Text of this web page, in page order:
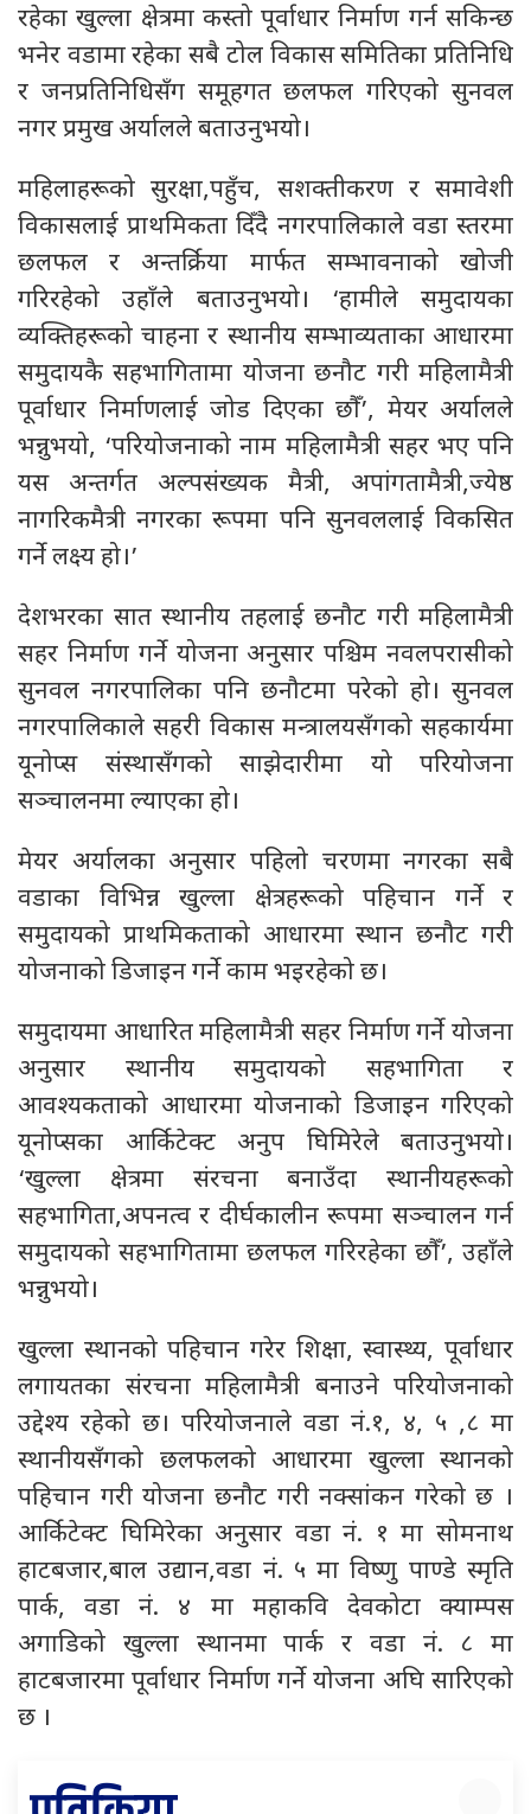
रहेका खुल्ला क्षेत्रमा कस्तो पूर्वाधार निर्माण गर्न सकिन्छ
भनेर वडामा रहेका सबै टोल विकास समितिका प्रतिनिधि
र जनप्रतिनिधिसँग समूहगत छलफल गरिएको सुनवल
नगर प्रमुख अर्यालले बताउनुभयो।
महिलाहरूको सुरक्षा,पहुँच, सशक्तीकरण र समावेशी
विकासलाई प्राथमिकता दिँदै नगरपालिकाले वडा स्तरमा
छलफल र अन्तर्क्रिया मार्फत सम्भावनाको खोजी
गरिरहेको उहाँले बताउनुभयो। ‘हामीले समुदायका
व्यक्तिहरूको चाहना र स्थानीय सम्भाव्यताका आधारमा
समुदायकै सहभागितामा योजना छनौट गरी महिलामैत्री
पूर्वाधार निर्माणलाई जोड दिएका छौँ’, मेयर अर्यालले
भन्नुभयो, ‘परियोजनाको नाम महिलामैत्री सहर भए पनि
यस अन्तर्गत अल्पसंख्यक मैत्री, अपांगतामैत्री,ज्येष्ठ
नागरिकमैत्री नगरका रूपमा पनि सुनवललाई विकसित
गर्ने लक्ष्य हो।’
देशभरका सात स्थानीय तहलाई छनौट गरी महिलामैत्री
सहर निर्माण गर्ने योजना अनुसार पश्चिम नवलपरासीको
सुनवल नगरपालिका पनि छनौटमा परेको हो। सुनवल
नगरपालिकाले सहरी विकास मन्त्रालयसँगको सहकार्यमा
यूनोप्स संस्थासँगको साझेदारीमा यो परियोजना
सञ्चालनमा ल्याएका हो।
मेयर अर्यालका अनुसार पहिलो चरणमा नगरका सबै
वडाका विभिन्न खुल्ला क्षेत्रहरूको पहिचान गर्ने र
समुदायको प्राथमिकताको आधारमा स्थान छनौट गरी
योजनाको डिजाइन गर्ने काम भइरहेको छ।
समुदायमा आधारित महिलामैत्री सहर निर्माण गर्ने योजना
अनुसार स्थानीय समुदायको सहभागिता र
आवश्यकताको आधारमा योजनाको डिजाइन गरिएको
यूनोप्सका आर्किटेक्ट अनुप घिमिरेले बताउनुभयो।
‘खुल्ला क्षेत्रमा संरचना बनाउँदा स्थानीयहरूको
सहभागिता,अपनत्व र दीर्घकालीन रूपमा सञ्चालन गर्न
समुदायको सहभागितामा छलफल गरिरहेका छौँ’, उहाँले
भन्नुभयो।
खुल्ला स्थानको पहिचान गरेर शिक्षा, स्वास्थ्य, पूर्वाधार
लगायतका संरचना महिलामैत्री बनाउने परियोजनाको
उद्देश्य रहेको छ। परियोजनाले वडा नं.१, ४, ५ ,८ मा
स्थानीयसँगको छलफलको आधारमा खुल्ला स्थानको
पहिचान गरी योजना छनौट गरी नक्सांकन गरेको छ ।
आर्किटेक्ट घिमिरेका अनुसार वडा नं. १ मा सोमनाथ
हाटबजार,बाल उद्यान,वडा नं. ५ मा विष्णु पाण्डे स्मृति
पार्क, वडा नं. ४ मा महाकवि देवकोटा क्याम्पस
अगाडिको खुल्ला स्थानमा पार्क र वडा नं. ८ मा
हाटबजारमा पूर्वाधार निर्माण गर्ने योजना अघि सारिएको
छ ।